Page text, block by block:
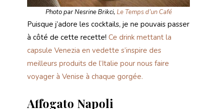
Photo par Nesrine Brikci, Le Temps d’un Café
Puisque j’adore les cocktails, je ne pouvais passer
à côté de cette recette! Ce drink mettant la
capsule Venezia en vedette s’inspire des
meilleurs produits de l’Italie pour nous faire
voyager à Venise à chaque gorgée.
Affogato Napoli